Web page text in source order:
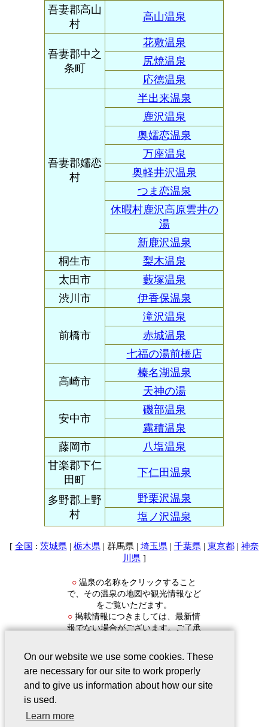
吾妻郡高山
村
高山温泉
吾妻郡中之
条町
花敷温泉
尻焼温泉
応徳温泉
吾妻郡嬬恋
村
半出来温泉
鹿沢温泉
奥嬬恋温泉
万座温泉
奥軽井沢温泉
つま恋温泉
休暇村鹿沢高原雲井の
湯
新鹿沢温泉
桐生市
梨木温泉
太田市
藪塚温泉
渋川市
伊香保温泉
前橋市
滝沢温泉
赤城温泉
七福の湯前橋店
高崎市
榛名湖温泉
天神の湯
安中市
磯部温泉
霧積温泉
藤岡市
八塩温泉
甘楽郡下仁
田町
下仁田温泉
多野郡上野
村
野栗沢温泉
塩ノ沢温泉
[ 全国 : 茨城県 | 栃木県 | 群馬県 | 埼玉県 | 千葉県 | 東京都| 神奈
川県 ]
○ 温泉の名称をクリックすること
で、その温泉の地図や観光情報など
をご覧いただます。
○ 掲載情報につきましては、最新情
報でない場合がございます。ご了承
会社案内
On our website we use some cookies. These
are necessary for our site to work properly
and to give us information about how our site
is used.
Learn more